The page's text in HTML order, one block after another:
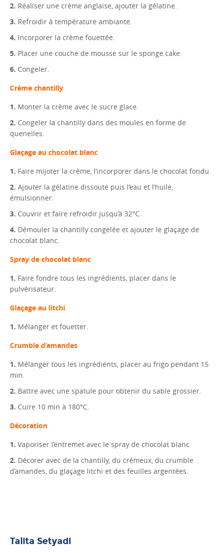
Réaliser une crème anglaise, ajouter la gélatine.
Refroidir à température ambiante.
Incorporer la crème fouettée.
Placer une couche de mousse sur le sponge cake.
Congeler.
Crème chantilly
Monter la crème avec le sucre glace.
Congeler la chantilly dans des moules en forme de
quenelles.
Glaçage au chocolat blanc
Faire mijoter la crème, l’incorporer dans le chocolat fondu.
Ajouter la gélatine dissoute puis l’eau et l’huile,
émulsionner.
Couvrir et faire refroidir jusqu’à 32°C.
Démouler la chantilly congelée et ajouter le glaçage de
chocolat blanc.
Spray de chocolat blanc
Faire fondre tous les ingrédients, placer dans le
pulvérisateur.
Glaçage au litchi
Mélanger et fouetter.
Crumble d’amandes
Mélanger tous les ingrédients, placer au frigo pendant 15
min.
Battre avec une spatule pour obtenir du sable grossier.
Cuire 10 min à 180°C.
Décoration
Vaporiser l’entremet avec le spray de chocolat blanc.
Décorer avec de la chantilly, du crémeux, du crumble
d’amandes, du glaçage litchi et des feuilles argentées.
Talita Setyadi